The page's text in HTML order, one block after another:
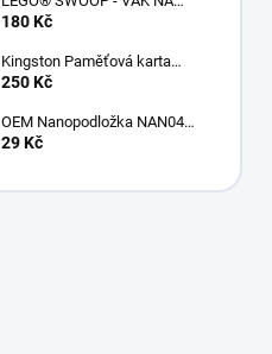
KOSTKY
180 Kč
Kingston Paměťová karta
microSDHC 32GB + adaptér
250 Kč
OEM Nanopodložka NAN04
sv.modrá
29 Kč